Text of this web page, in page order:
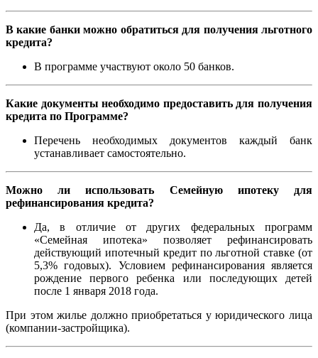
В какие банки можно обратиться для получения льготного
кредита?
В программе участвуют около 50 банков.
Какие документы необходимо предоставить для получения
кредита по Программе?
Перечень необходимых документов каждый банк
устанавливает самостоятельно.
Можно ли использовать Семейную ипотеку для
рефинансирования кредита?
Да, в отличие от других федеральных программ
«Семейная ипотека» позволяет рефинансировать
действующий ипотечный кредит по льготной ставке (от
5,3% годовых). Условием рефинансирования является
рождение первого ребенка или последующих детей
после 1 января 2018 года.
При этом жилье должно приобретаться у юридического лица
(компании-застройщика).